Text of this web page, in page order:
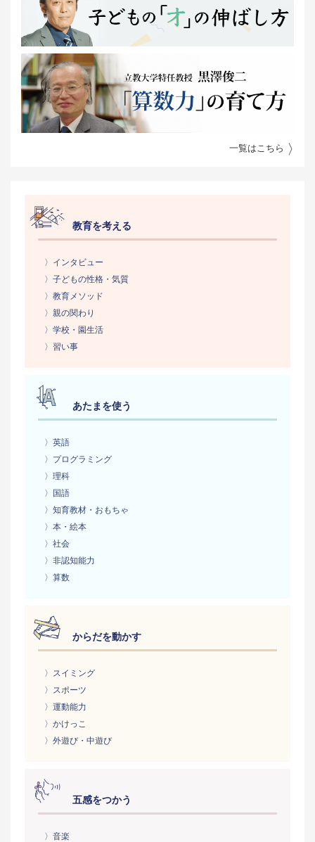
一覧はこちら
教育を考える
〉インタビュー
〉子どもの性格・気質
〉教育メソッド
〉親の関わり
〉学校・園生活
〉習い事
あたまを使う
〉英語
〉プログラミング
〉理科
〉国語
〉知育教材・おもちゃ
〉本・絵本
〉社会
〉非認知能力
〉算数
からだを動かす
〉スイミング
〉スポーツ
〉運動能力
〉かけっこ
〉外遊び・中遊び
五感をつかう
〉音楽